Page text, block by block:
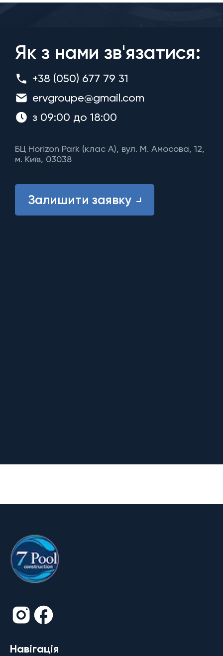
Як з нами зв'язатися:
+38 (050) 677 79 31
ervgroupe@gmail.com
з 09:00 до 18:00
БЦ Horizon Park (клас A), вул. М. Амосова, 12,
м. Київ, 03038
Залишити заявку
Навігація